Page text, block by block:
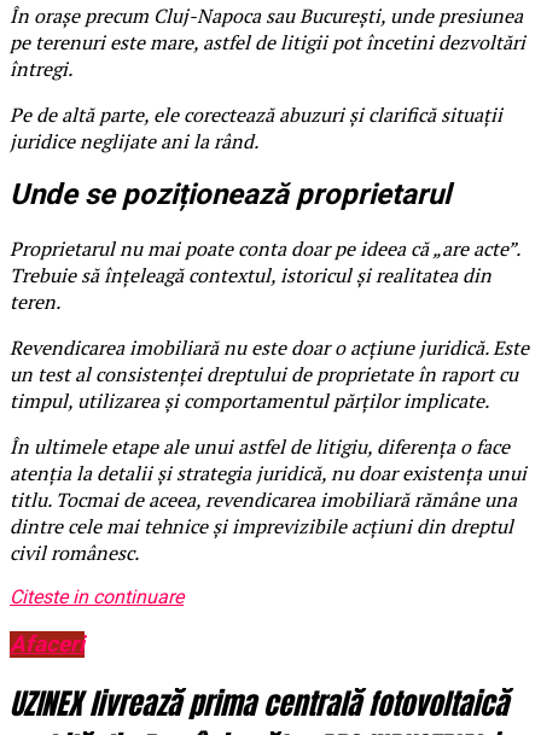
În orașe precum Cluj-Napoca sau București, unde presiunea
pe terenuri este mare, astfel de litigii pot încetini dezvoltări
întregi.
Pe de altă parte, ele corectează abuzuri și clarifică situații
juridice neglijate ani la rând.
Unde se poziționează proprietarul
Proprietarul nu mai poate conta doar pe ideea că „are acte”.
Trebuie să înțeleagă contextul, istoricul și realitatea din
teren.
Revendicarea imobiliară nu este doar o acțiune juridică. Este
un test al consistenței dreptului de proprietate în raport cu
timpul, utilizarea și comportamentul părților implicate.
În ultimele etape ale unui astfel de litigiu, diferența o face
atenția la detalii și strategia juridică, nu doar existența unui
titlu. Tocmai de aceea, revendicarea imobiliară rămâne una
dintre cele mai tehnice și imprevizibile acțiuni din dreptul
civil românesc.
Citeste in continuare
Afaceri
UZINEX livrează prima centrală fotovoltaică